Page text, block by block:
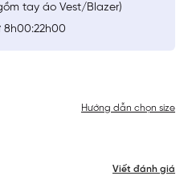
Viết đánh giá
Hướng dẫn chọn size
tay áo Vest/Blazer)
8h00:22h00